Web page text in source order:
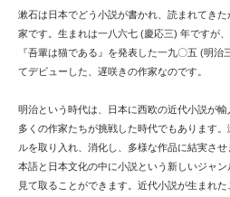
漱石は日本でどう小説が書かれ、読まれてき
家です。生まれは一八六七 (慶応三) 年ですが
『吾輩は猫である』を発表した一九〇五 (明
てデビューした、遅咲きの作家なのです。
明治という時代は、日本に西欧の近代小説が
多くの作家たちが挑戦した時代でもあります
ルを取り入れ、消化し、多様な作品に結実さ
本語と日本文化の中に小説という新しいジャ
見て取ることができます。近代小説が生まれ